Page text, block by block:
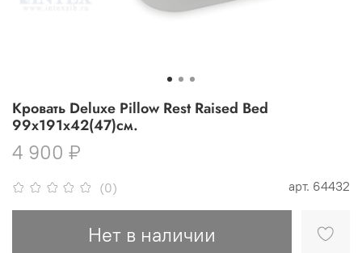
(0) арт. 64432
Кровать Deluxe Pillow Rest Raised Bed
99х191х42(47)см.
4 900 ₽
Нет в наличии